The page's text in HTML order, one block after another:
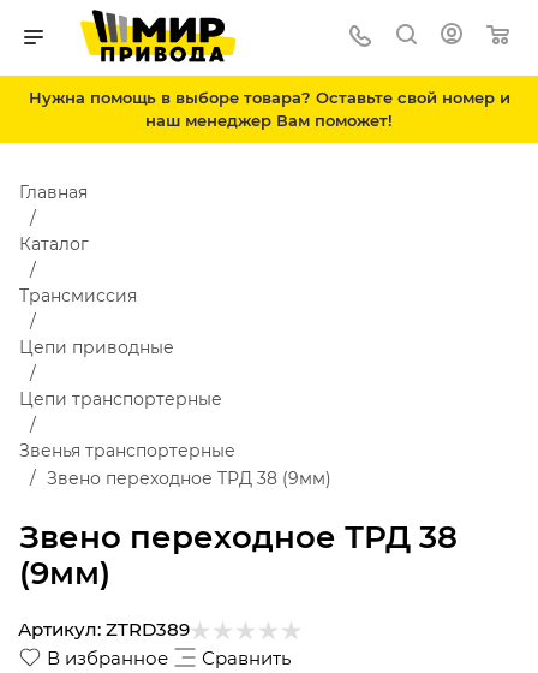
Нужна помощь в выборе товара? Оставьте свой номер и
наш менеджер Вам поможет!
Звено переходное ТРД 38
(9мм)
Главная
Каталог
Трансмиссия
Цепи приводные
Цепи транспортерные
Звенья транспортерные
Звено переходное ТРД 38 (9мм)
В избранное Сравнить
Артикул: ZTRD389